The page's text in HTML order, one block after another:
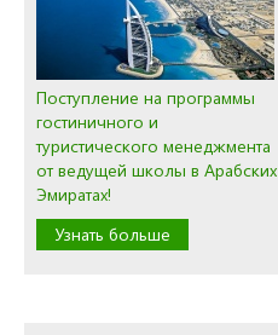
Поступление на программы
гостиничного и
туристического менеджмента
от ведущей школы в Арабских
Эмиратах!
Узнать больше